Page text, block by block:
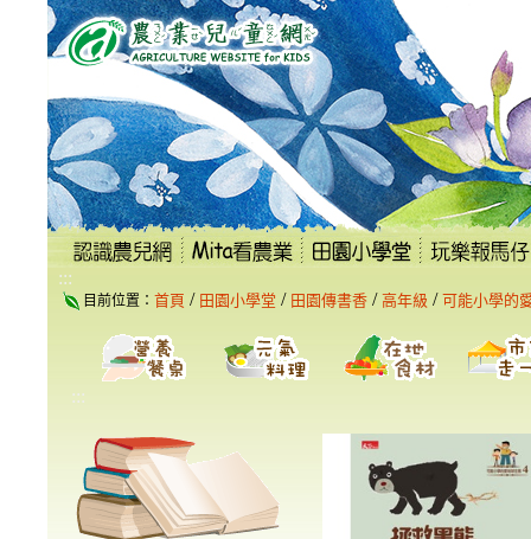
跳
到
要
內
容
區
塊
:::
目前位置： 首頁 / 田園小學堂 / 田園傳書香 / 高年級 / 可能小學的
:::